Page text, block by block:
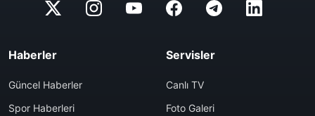
Haberler
Güncel Haberler
Spor Haberleri
Servisler
Canlı TV
Foto Galeri